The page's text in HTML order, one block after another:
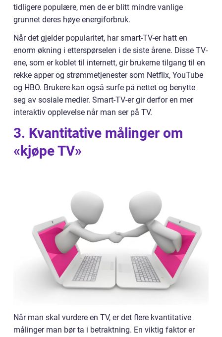
tidligere populære, men de er blitt mindre vanlige
grunnet deres høye energiforbruk.
Når det gjelder popularitet, har smart-TV-er hatt en
enorm økning i etterspørselen i de siste årene. Disse TV-
ene, som er koblet til internett, gir brukerne tilgang til en
rekke apper og strømmetjenester som Netflix, YouTube
og HBO. Brukere kan også surfe på nettet og benytte
seg av sosiale medier. Smart-TV-er gir derfor en mer
interaktiv opplevelse når man ser på TV.
3. Kvantitative målinger om
«kjøpe TV»
Når man skal vurdere en TV, er det flere kvantitative
målinger man bør ta i betraktning. En viktig faktor er